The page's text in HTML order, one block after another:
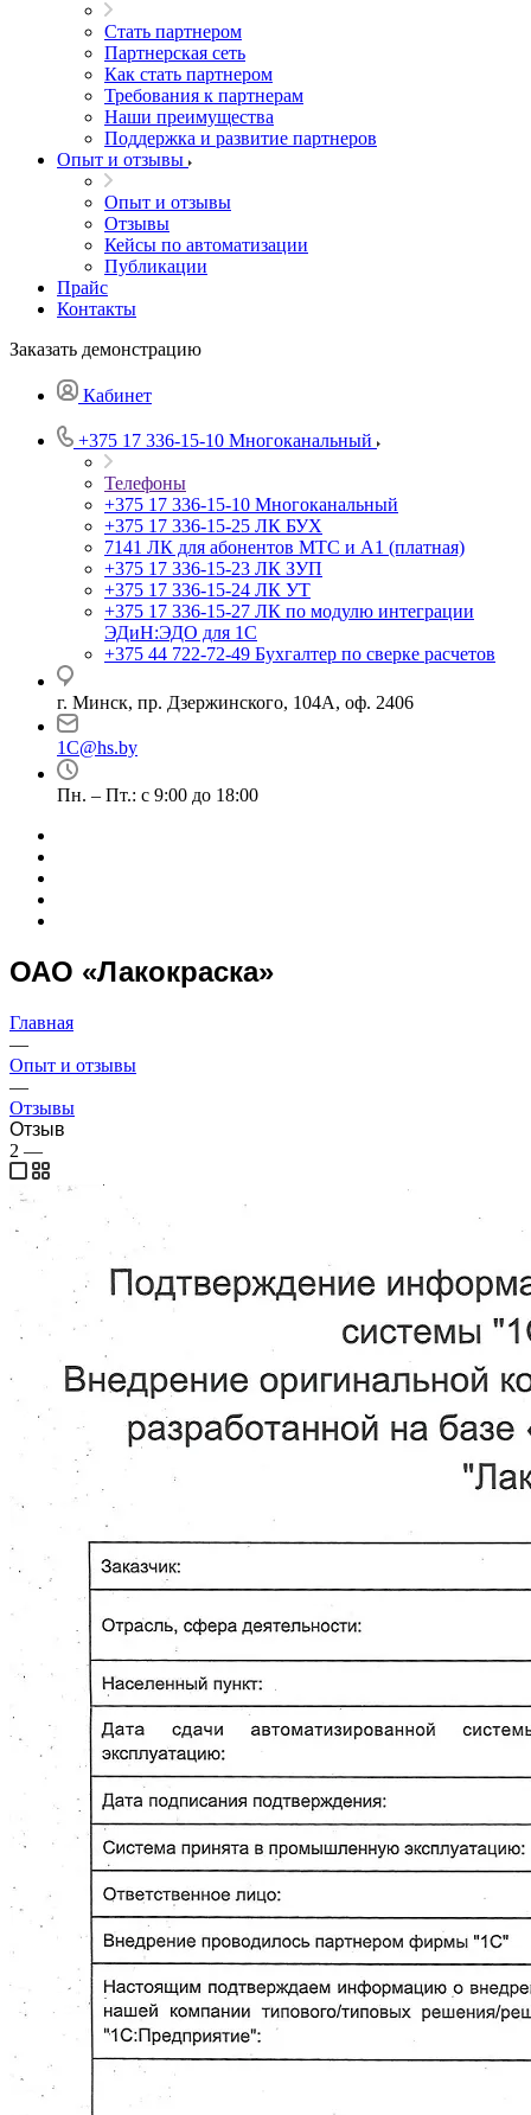
Стать партнером
Партнерская сеть
Как стать партнером
Требования к партнерам
Наши преимущества
Поддержка и развитие партнеров
Опыт и отзывы
Опыт и отзывы
Отзывы
Кейсы по автоматизации
Публикации
Прайс
Контакты
Заказать демонстрацию
Кабинет
+375 17 336-15-10 Многоканальный
Телефоны
+375 17 336-15-10 Многоканальный
+375 17 336-15-25 ЛК БУХ
7141 ЛК для абонентов МТС и А1 (платная)
+375 17 336-15-23 ЛК ЗУП
+375 17 336-15-24 ЛК УТ
+375 17 336-15-27 ЛК по модулю интеграции
ЭДиН:ЭДО для 1С
+375 44 722-72-49 Бухгалтер по сверке расчетов
г. Минск, пр. Дзержинского, 104А, оф. 2406
1C@hs.by
Пн. – Пт.: с 9:00 до 18:00
ОАО «Лакокраска»
Главная
—
Опыт и отзывы
—
Отзывы
Отзыв
2 —